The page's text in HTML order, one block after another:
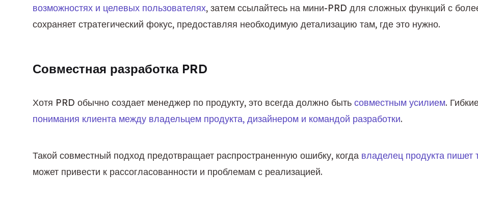
возможностях и целевых пользователях, затем ссылайтесь на мини-PRD для сложных функций с
сохраняет стратегический фокус, предоставляя необходимую детализацию там, где это нужно.
Совместная разработка PRD
Хотя PRD обычно создает менеджер по продукту, это всегда должно быть совместным усилием.
понимания клиента между владельцем продукта, дизайнером и командой разработки.
Такой совместный подход предотвращает распространенную ошибку, когда владелец продукта пишет
может привести к рассогласованности и проблемам с реализацией.